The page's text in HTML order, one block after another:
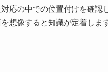
応の中での位置付けを確認
想像すると知識が定着します